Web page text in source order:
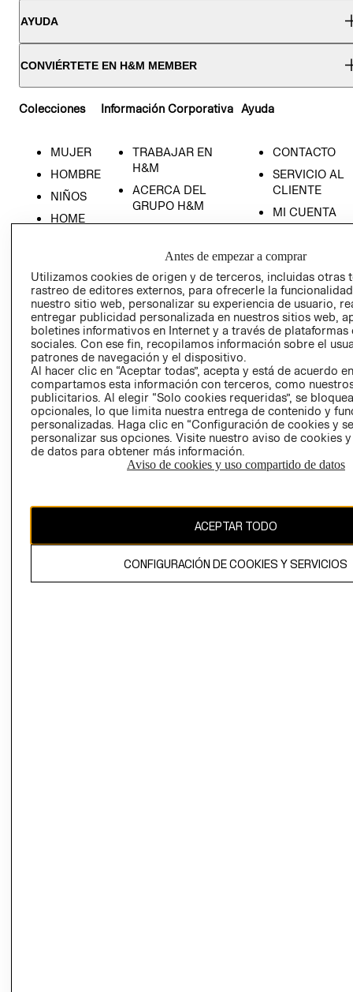
AYUDA
CONVIÉRTETE EN H&M MEMBER
Colecciones
MUJER
HOMBRE
NIÑOS
HOME
Información Corporativa
TRABAJAR EN
H&M
ACERCA DEL
GRUPO H&M
RESPONSABILIDAD
RELACIÓN CON
INVERSIONISTAS
POLÍTICA
EMPRESARIAL
Ayuda
CONTACTO
SERVICIO AL
CLIENTE
MI CUENTA
- RETIRO EN
TIENDA
TÉRMINOS Y
CONDICIONES
AVISO DE
PRIVACIDAD
GIFT CARD
AVISO DE
COOKIES
Chile ($)
Antes de empezar a comprar
Utilizamos cookies de origen y de terceros, incluidas otras
rastreo de editores externos, para ofrecerle la
nuestro sitio web, personalizar su experiencia de usuario,
entregar publicidad personalizada en nuestros sitios web,
boletines informativos en Internet y a través de plataformas
sociales. Con ese fin, recopilamos información sobre el
patrones de navegación y el dispositivo.
Al hacer clic en “Aceptar todas”, acepta y está de acuerdo
compartamos esta información con terceros, como
publicitarios. Al elegir “Solo cookies requeridas”, se
opcionales, lo que limita nuestra entrega de contenido y
personalizadas. Haga clic en “Configuración de cookies y
personalizar sus opciones. Visite nuestro aviso de cookies
de datos para obtener más información.
Aviso de cookies y uso compartido de datos
ACEPTAR TODO
CONFIGURACIÓN DE COOKIES Y SERVICIOS